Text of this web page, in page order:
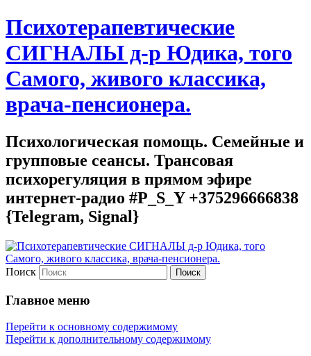
Психотерапевтические
СИГНАЛЫ д-р Юдика, того
Самого, живого классика,
врача-пенсионера.
Психологическая помощь. Семейные и
групповые сеансы. Трансовая
психорегуляция в прямом эфире
интернет-радио #P_S_Y +375296666838
{Telegram, Signal}
Поиск
Главное меню
Перейти к основному содержимому
Перейти к дополнительному содержимому